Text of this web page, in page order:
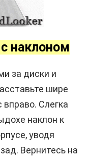
наклоном
за диски и
шире
вправо. Слегка
наклон к
уводя
Вернитесь на